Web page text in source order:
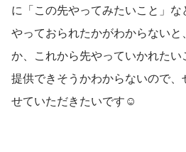
に「この先やってみたいこと」
やっておられたかがわからない
か、これから先やっていかれた
提供できそうかわからないので
せていただきたいです☺️